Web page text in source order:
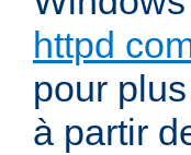
httpd
pour
à partir